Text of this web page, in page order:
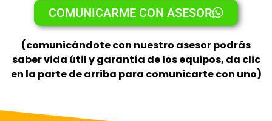
COMUNICARME CON ASESOR
(comunicándote con nuestro asesor podrás
saber vida útil y garantía de los equipos, da clic
en la parte de arriba para comunicarte con uno)